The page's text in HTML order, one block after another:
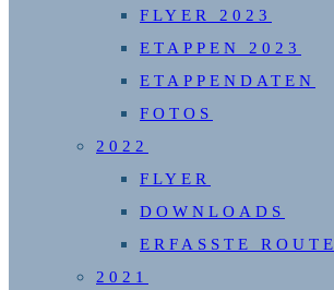
FLYER 2023
ETAPPEN 2023
ETAPPENDATEN
FOTOS
2022
FLYER
DOWNLOADS
ERFASSTE ROUTE
2021